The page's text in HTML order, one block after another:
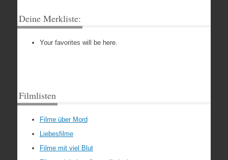
Deine Merkliste:
Your favorites will be here.
Filmlisten
Filme über Mord
Liebesfilme
Filme mit viel Blut